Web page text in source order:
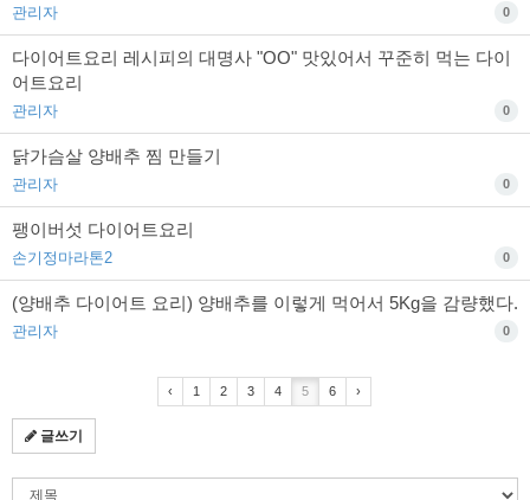
관리자 0
다이어트요리 레시피의 대명사 "OO" 맛있어서 꾸준히 먹는 다이
어트요리
관리자 0
닭가슴살 양배추 찜 만들기
관리자 0
팽이버섯 다이어트요리
손기정마라톤2 0
(양배추 다이어트 요리) 양배추를 이렇게 먹어서 5Kg을 감량했다.
관리자 0
‹ 1 2 3 4 5 6 ›
글쓰기